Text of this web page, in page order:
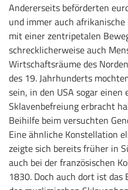
Andererseits beförderten
und immer auch
mit einer zentripetalen
schrecklicherweise auch
Wirtschaftsräume des
des 19. Jahrhunderts
sein, in den USA sogar
Sklavenbefreiung erbracht
Beihilfe beim versuchten
Eine ähnliche Konstellation
zeigte sich bereits früher in
auch bei der französischen
1830. Doch auch dort ist das